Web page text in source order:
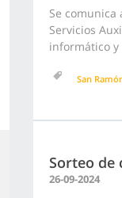
Se
Servicios
informático y
San
Sorteo de
26-09-2024